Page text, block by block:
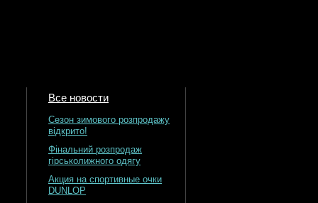
Все новости
Сезон зимового розпродажу
відкрито!
Фінальний розпродаж
гірськолижного одягу
Акция на спортивные очки
DUNLOP